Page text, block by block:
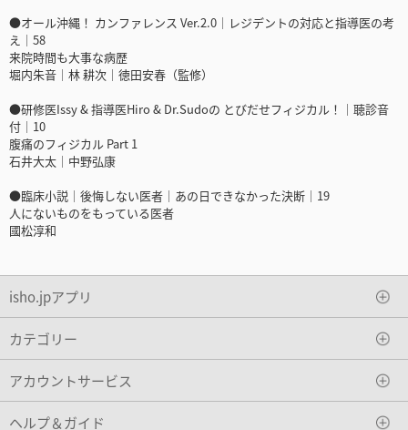
●オール沖縄！ カンファレンス Ver.2.0｜レジデントの対応と指導医の考
え｜58
来院時間も大事な病歴
堀内朱音｜林 耕次｜徳田安春（監修）
●研修医Issy & 指導医Hiro & Dr.Sudoの とびだせフィジカル！｜聴診音
付｜10
腹痛のフィジカル Part 1
石井大太｜中野弘康
●臨床小説｜後悔しない医者｜あの日できなかった決断｜19
人にないものをもっている医者
國松淳和
isho.jpアプリ
カテゴリー
アカウントサービス
ヘルプ＆ガイド